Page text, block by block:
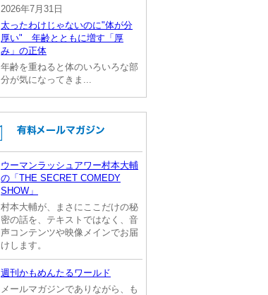
2026年7月31日
太ったわけじゃないのに"体が分
厚い" 年齢とともに増す「厚
み」の正体
年齢を重ねると体のいろいろな部
分が気になってきま...
ウーマンラッシュアワー村本大輔
の「THE SECRET COMEDY
SHOW」
村本大輔が、まさにここだけの秘
密の話を、テキストではなく、音
声コンテンツや映像メインでお届
けします。
週刊かもめんたるワールド
メールマガジンでありながら、も